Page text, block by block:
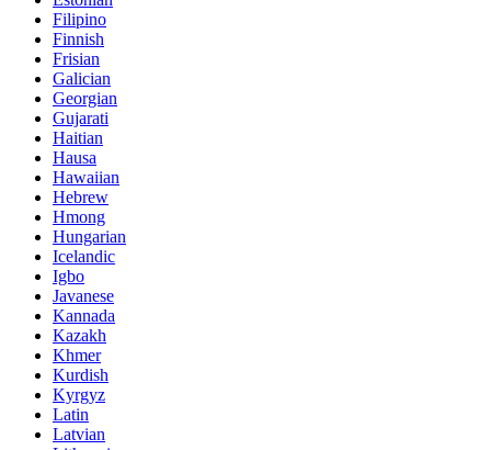
Filipino
Finnish
Frisian
Galician
Georgian
Gujarati
Haitian
Hausa
Hawaiian
Hebrew
Hmong
Hungarian
Icelandic
Igbo
Javanese
Kannada
Kazakh
Khmer
Kurdish
Kyrgyz
Latin
Latvian